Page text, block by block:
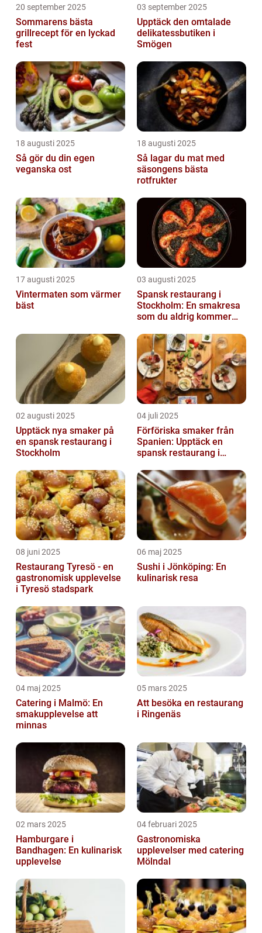
20 september 2025
Sommarens bästa
grillrecept för en lyckad
fest
03 september 2025
Upptäck den omtalade
delikatessbutiken i
Smögen
18 augusti 2025
Så gör du din egen
veganska ost
18 augusti 2025
Så lagar du mat med
säsongens bästa
rotfrukter
17 augusti 2025
Vintermaten som värmer
bäst
03 augusti 2025
Spansk restaurang i
Stockholm: En smakresa
som du aldrig kommer
02 augusti 2025
Upptäck nya smaker på
en spansk restaurang i
Stockholm
04 juli 2025
Förföriska smaker från
Spanien: Upptäck en
spansk restaurang i
08 juni 2025
Restaurang Tyresö - en
gastronomisk upplevelse
i Tyresö stadspark
06 maj 2025
Sushi i Jönköping: En
kulinarisk resa
04 maj 2025
Catering i Malmö: En
smakupplevelse att
minnas
05 mars 2025
Att besöka en restaurang
i Ringenäs
02 mars 2025
Hamburgare i
Bandhagen: En kulinarisk
upplevelse
04 februari 2025
Gastronomiska
upplevelser med catering
Mölndal